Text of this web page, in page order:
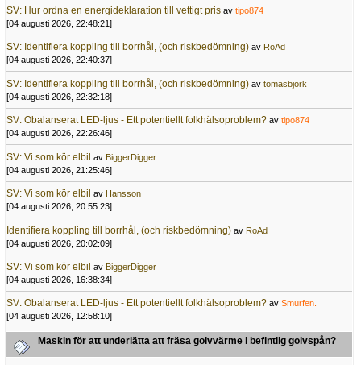
SV: Hur ordna en energideklaration till vettigt pris av tipo874
[04 augusti 2026, 22:48:21]
SV: Identifiera koppling till borrhål, (och riskbedömning) av RoAd
[04 augusti 2026, 22:40:37]
SV: Identifiera koppling till borrhål, (och riskbedömning) av tomasbjork
[04 augusti 2026, 22:32:18]
SV: Obalanserat LED-ljus - Ett potentiellt folkhälsoproblem? av tipo874
[04 augusti 2026, 22:26:46]
SV: Vi som kör elbil av BiggerDigger
[04 augusti 2026, 21:25:46]
SV: Vi som kör elbil av Hansson
[04 augusti 2026, 20:55:23]
Identifiera koppling till borrhål, (och riskbedömning) av RoAd
[04 augusti 2026, 20:02:09]
SV: Vi som kör elbil av BiggerDigger
[04 augusti 2026, 16:38:34]
SV: Obalanserat LED-ljus - Ett potentiellt folkhälsoproblem? av Smurfen.
[04 augusti 2026, 12:58:10]
Maskin för att underlätta att fräsa golvvärme i befintlig golvspån?